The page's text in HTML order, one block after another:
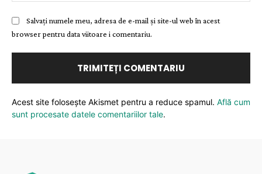
Salvați numele meu, adresa de e-mail și site-ul web în acest
browser pentru data viitoare i comentariu.
Acest site folosește Akismet pentru a reduce spamul. Află cum
sunt procesate datele comentariilor tale.